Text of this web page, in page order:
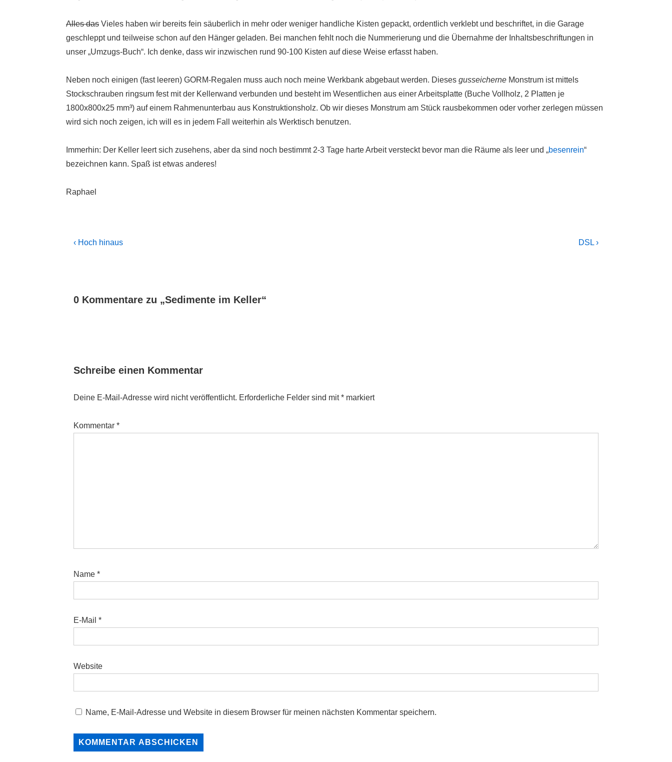
Alles das Vieles haben wir bereits fein säuberlich in mehr oder weniger handliche Kisten gepackt, ordentlich verklebt und beschriftet, in die Garage
geschleppt und teilweise schon auf den Hänger geladen. Bei manchen fehlt noch die Nummerierung und die Übernahme der Inhaltsbeschriftungen in
unser „Umzugs-Buch“. Ich denke, dass wir inzwischen rund 90-100 Kisten auf diese Weise erfasst haben.
Neben noch einigen (fast leeren) GORM-Regalen muss auch noch meine Werkbank abgebaut werden. Dieses gusseicherne Monstrum ist mittels
Stockschrauben ringsum fest mit der Kellerwand verbunden und besteht im Wesentlichen aus einer Arbeitsplatte (Buche Vollholz, 2 Platten je
1800x800x25 mm³) auf einem Rahmenunterbau aus Konstruktionsholz. Ob wir dieses Monstrum am Stück rausbekommen oder vorher zerlegen müssen
wird sich noch zeigen, ich will es in jedem Fall weiterhin als Werktisch benutzen.
Immerhin: Der Keller leert sich zusehens, aber da sind noch bestimmt 2-3 Tage harte Arbeit versteckt bevor man die Räume als leer und „besenrein“
bezeichnen kann. Spaß ist etwas anderes!
Raphael
Beitragsnavigation
Previous
‹ Hoch hinaus
Next
DSL ›
0 Kommentare zu „Sedimente im Keller“
Schreibe einen Kommentar
Deine E-Mail-Adresse wird nicht veröffentlicht. Erforderliche Felder sind mit* markiert
Kommentar *
Name *
E-Mail *
Website
Name, E-Mail-Adresse und Website in diesem Browser für meinen nächsten Kommentar speichern.